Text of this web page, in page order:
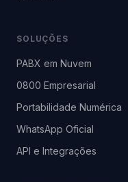
SOLUÇÕES
PABX em Nuvem
0800 Empresarial
Portabilidade Numérica
WhatsApp Oficial
API e Integrações